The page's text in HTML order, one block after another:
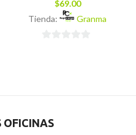
$69.00
Tienda:
Granma
OFICINAS